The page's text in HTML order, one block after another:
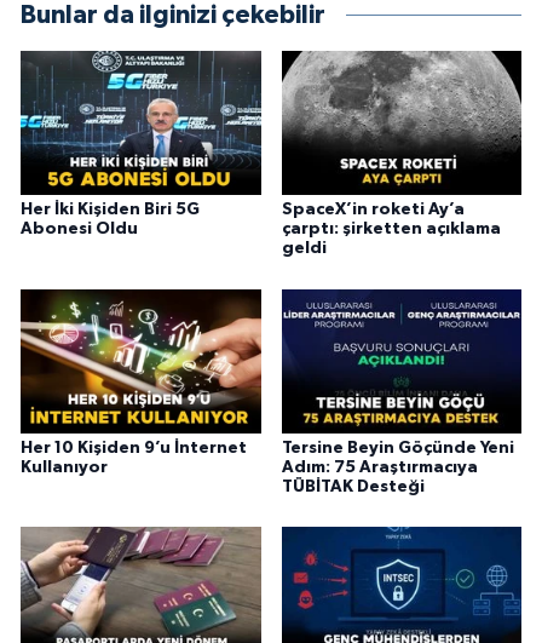
Bunlar da ilginizi çekebilir
Her İki Kişiden Biri 5G
Abonesi Oldu
SpaceX’in roketi Ay’a
çarptı: şirketten açıklama
geldi
Her 10 Kişiden 9’u İnternet
Kullanıyor
Tersine Beyin Göçünde Yeni
Adım: 75 Araştırmacıya
TÜBİTAK Desteği